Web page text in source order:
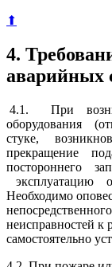
⬆
4.
аварийных
4.1. При
оборудования
стуке,
прекращение
постороннего
эксплуатацию
Необходимо
неисправностей к
самостоятельно